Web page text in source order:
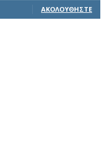
ΑΚΟΛΟΥΘΉΣΤΕ